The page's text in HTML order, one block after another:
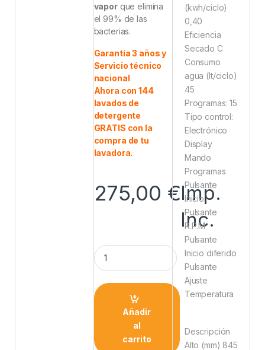
vaporque elimina
el 99% de las
bacterias.
Garantía 3 años y
Servicio técnico
nacional
Ahora con 144
lavados de
detergente
GRATIS con la
compra de tu
lavadora.
275,00 €Imp.
Inc.
Añadir
al
carrito
(kwh/ciclo)
0,40
Eficiencia
Secado C
Consumo
agua (lt/ciclo)
45
Programas: 15
Tipo control:
Electrónico
Display
Mando
Programas
Pulsante
Inicio
Pulsante
R.P.M
Pulsante
Inicio diferido
Pulsante
Ajuste
Temperatura
Descripción
Alto (mm) 845